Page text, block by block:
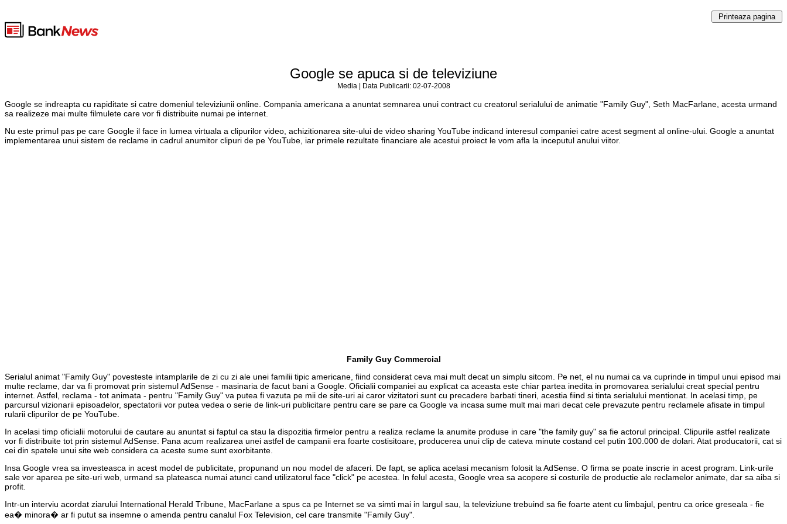
Google se apuca si de televiziune
Media | Data Publicarii: 02-07-2008
Google se indreapta cu rapiditate si catre domeniul televiziunii online. Compania americana a anuntat semnarea unui contract cu creatorul serialului de animatie "Family Guy", Seth MacFarlane, acesta urmand
sa realizeze mai multe filmulete care vor fi distribuite numai pe internet.
Nu este primul pas pe care Google il face in lumea virtuala a clipurilor video, achizitionarea site-ului de video sharing YouTube indicand interesul companiei catre acest segment al online-ului. Google a anuntat
implementarea unui sistem de reclame in cadrul anumitor clipuri de pe YouTube, iar primele rezultate financiare ale acestui proiect le vom afla la inceputul anului viitor.
Family Guy Commercial
Serialul animat "Family Guy" povesteste intamplarile de zi cu zi ale unei familii tipic americane, fiind considerat ceva mai mult decat un simplu sitcom. Pe net, el nu numai ca va cuprinde in timpul unui episod mai
multe reclame, dar va fi promovat prin sistemul AdSense - masinaria de facut bani a Google. Oficialii companiei au explicat ca aceasta este chiar partea inedita in promovarea serialului creat special pentru
internet. Astfel, reclama - tot animata - pentru "Family Guy" va putea fi vazuta pe mii de site-uri ai caror vizitatori sunt cu precadere barbati tineri, acestia fiind si tinta serialului mentionat. In acelasi timp, pe
parcursul vizionarii episoadelor, spectatorii vor putea vedea o serie de link-uri publicitare pentru care se pare ca Google va incasa sume mult mai mari decat cele prevazute pentru reclamele afisate in timpul
rularii clipurilor de pe YouTube.
In acelasi timp oficialii motorului de cautare au anuntat si faptul ca stau la dispozitia firmelor pentru a realiza reclame la anumite produse in care "the family guy" sa fie actorul principal. Clipurile astfel realizate
vor fi distribuite tot prin sistemul AdSense. Pana acum realizarea unei astfel de campanii era foarte costisitoare, producerea unui clip de cateva minute costand cel putin 100.000 de dolari. Atat producatorii, cat si
cei din spatele unui site web considera ca aceste sume sunt exorbitante.
Insa Google vrea sa investeasca in acest model de publicitate, propunand un nou model de afaceri. De fapt, se aplica acelasi mecanism folosit la AdSense. O firma se poate inscrie in acest program. Link-urile
sale vor aparea pe site-uri web, urmand sa plateasca numai atunci cand utilizatorul face "click" pe acestea. In felul acesta, Google vrea sa acopere si costurile de productie ale reclamelor animate, dar sa aiba si
profit.
Intr-un interviu acordat ziarului International Herald Tribune, MacFarlane a spus ca pe Internet se va simti mai in largul sau, la televiziune trebuind sa fie foarte atent cu limbajul, pentru ca orice greseala - fie
ea� minora� ar fi putut sa insemne o amenda pentru canalul Fox Television, cel care transmite "Family Guy".